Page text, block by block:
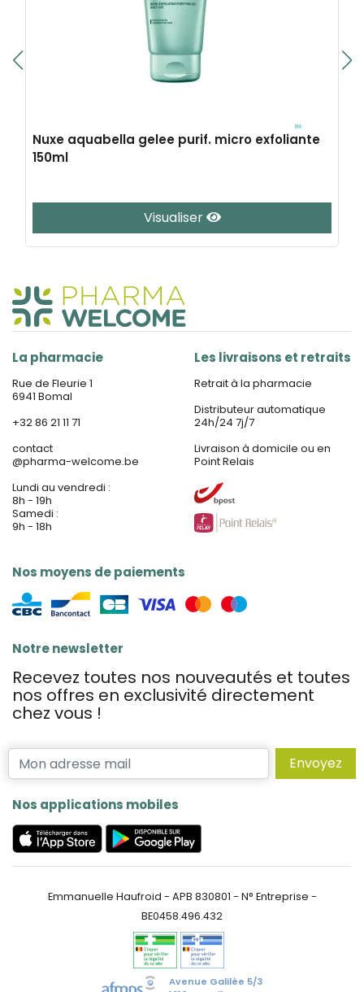
Nuxe aquabella gelee purif. micro exfoliante
150ml
Visualiser
La pharmacie
Rue de Fleurie 1
6941 Bomal
+32 86 21 11 71
contact
@pharma-welcome.be
Lundi au vendredi :
8h - 19h
Samedi :
9h - 18h
Nos moyens de paiements
Les livraisons et retraits
Retrait à la pharmacie
Distributeur automatique
24h/24 7j/7
Livraison à domicile ou en
Point Relais
Notre newsletter
Recevez toutes nos nouveautés et toutes
nos offres en exclusivité directement
chez vous !
Envoyez
Nos applications mobiles
Emmanuelle Haufroid - APB 830801 - N° Entreprise -
BE0458.496.432
Avenue Galilée 5/3